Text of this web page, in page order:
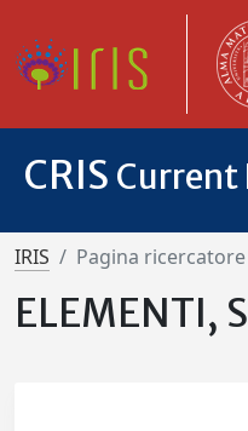
CRIS Current
IRIS Pagina ricercatore
ELEMENTI,